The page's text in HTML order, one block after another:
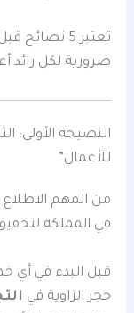
تعتبر 5
ضرورية لكل رائد
النصيحة الأولى:
للأعمال”
في المملكة
قبل البدء في أي
حجر الزاوية في